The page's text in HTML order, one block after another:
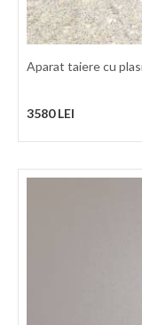
Aparat taiere cu
3580 LEI